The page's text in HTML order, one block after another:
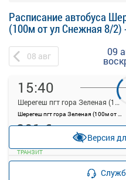
Расписание автобуса
(100м от ул Снежная 8/
08 авг 09
15:40
Шерегеш пгт гора Зеленая (100м от ул Снежная 8/2)
Шерегеш пгт гора Зеленая (100м от ул Снежная 8/2)
201.6
ТРАНЗИТ
Версия